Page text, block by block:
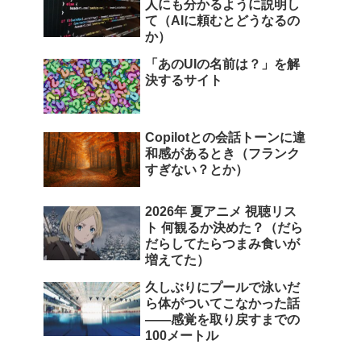
人にも分かるように説明し
て（AIに頼むとどうなるの
か）
「あのUIの名前は？」を解
決するサイト
Copilotとの会話トーンに違
和感があるとき（フランク
すぎない？とか）
2026年 夏アニメ 視聴リス
ト 何観るか決めた？（だら
だらしてたらつまみ食いが
増えてた）
久しぶりにプールで泳いだ
ら体がついてこなかった話
――感覚を取り戻すまでの
100メートル